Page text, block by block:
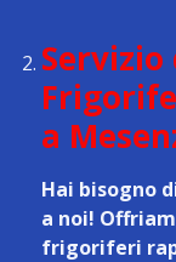
Servizio
a
Hai bisogno
a noi!
frigoriferi